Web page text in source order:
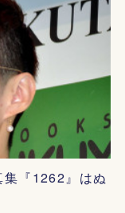
『1262』はぬ